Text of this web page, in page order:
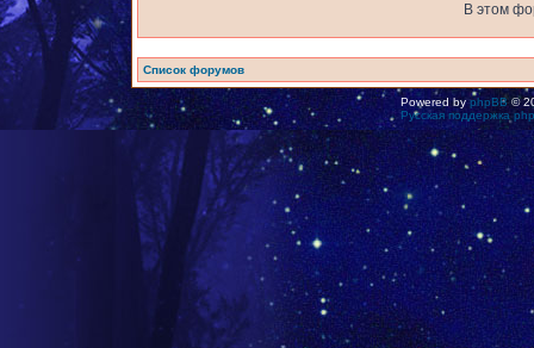
В этом
Список форумов
Powered by phpBB©
Русская поддержка